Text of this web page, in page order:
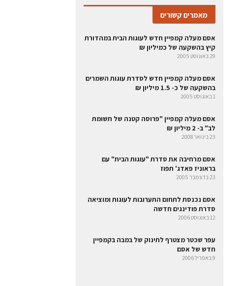
מאמרים קשורים
אסם מעלה קמפיין חדש לעוגות הבית במהדורת
קיץ בהשקעה של כמיליון ₪
29 באוגוסט 2005
אסם מעלה קמפיין חדש לסדרת עוגות השמרים
בהשקעה של כ- 1.5 מיליון ₪
1 באוגוסט 2005
אסם מעלה קמפיין "פרוסה קטנה של תשומת
לב" ב- 2 מיליון ₪
23 בינואר 2008
אסם מרחיבה את סדרת "עוגות הבית" עם
בראוניז פאדג' תפוז
23 בדצמבר 2005
אסם נכנסת לתחום התערובות לעוגות ומוציאה
סדרת פודינגים חדשה
12 באוגוסט 2006
עפר שכטר מצטרף לתינוק של במבה בקמפיין
חדש של אסם
9 באפריל 2006